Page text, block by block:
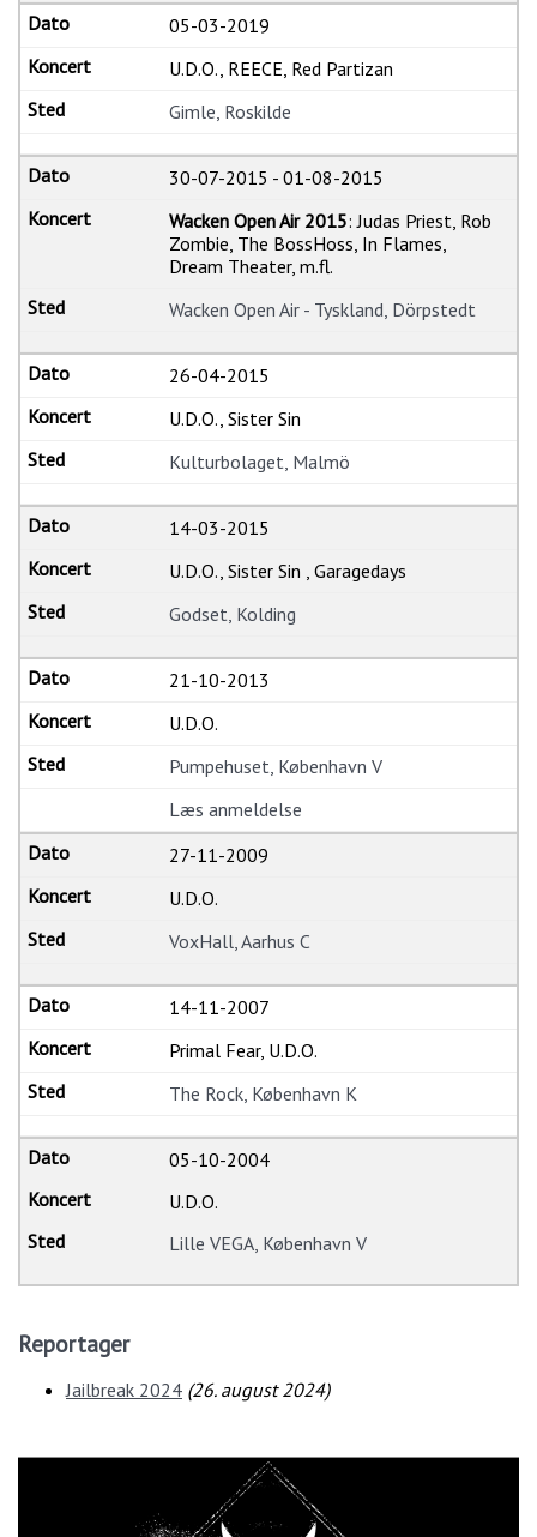
05-03-2019
U.D.O., REECE, Red Partizan
Gimle, Roskilde
30-07-2015 -01-08-2015
Wacken Open Air 2015: Judas Priest, Rob
Zombie, The BossHoss, In Flames,
Dream Theater, m.fl.
Wacken Open Air - Tyskland, Dörpstedt
26-04-2015
U.D.O., Sister Sin
Kulturbolaget, Malmö
14-03-2015
U.D.O., Sister Sin , Garagedays
Godset, Kolding
21-10-2013
U.D.O.
Pumpehuset, København V
Læs anmeldelse
27-11-2009
U.D.O.
VoxHall, Aarhus C
14-11-2007
Primal Fear, U.D.O.
The Rock, København K
05-10-2004
U.D.O.
Lille VEGA, København V
Reportager
Jailbreak 2024 (26. august 2024)